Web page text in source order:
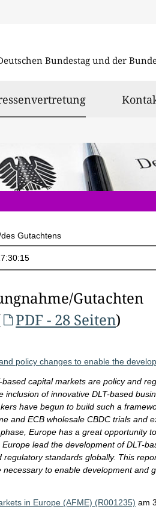
Bundestag und der
ausgewählt
Gutachtens
Gutachten
PDF - 28 Seiten)
policy changes to enable the
capital markets are policy and
inclusion of innovative DLT-based
have begun to build such a
and ECB wholesale CBDC trials and
Europe has a great opportunity
lead the development of DLT-
standards globally. This
to enable development and
in Europe (AFME) (R001235) am